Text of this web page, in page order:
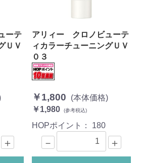
ーテ
ＵＶ
＋
アリィー クロノビューテ
ィカラーチューニングＵＶ
０３
￥1,800
(本体価格)
￥1,980
(参考税込)
HOPポイント： 180
－ ＋